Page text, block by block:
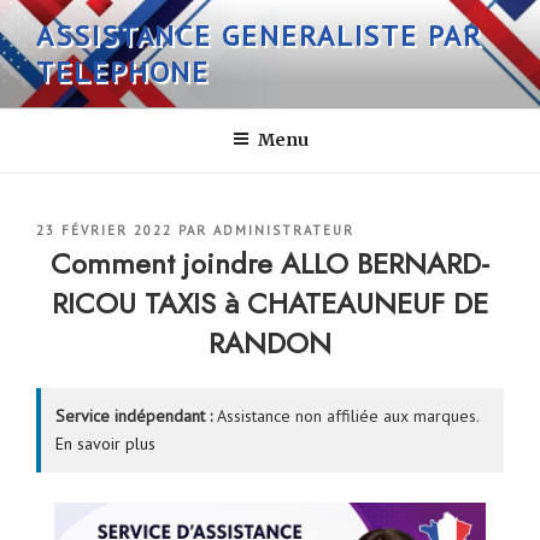
Aller
au
contenu
principal
ASSISTANCE GENERALISTE PAR
TELEPHONE
Menu
PUBLIÉ
23 FÉVRIER 2022 PAR ADMINISTRATEUR
Comment joindre ALLO BERNARD-
RICOU TAXIS à CHATEAUNEUF DE
RANDON
Service indépendant :Assistance non affiliée aux marques.
En savoir plus